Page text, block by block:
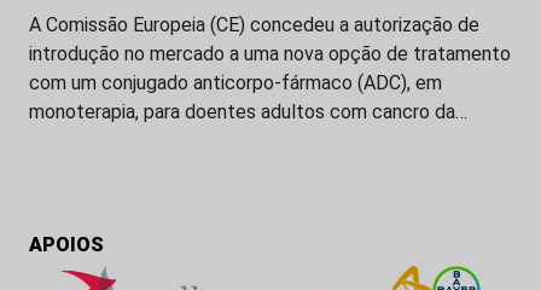
A Comissão Europeia (CE) concedeu a autorização de
introdução no mercado a uma nova opção de tratamento
com um conjugado anticorpo-fármaco (ADC), em
monoterapia, para doentes adultos com cancro da…
APOIOS